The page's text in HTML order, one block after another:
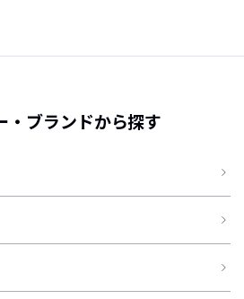
・ブランドから探す